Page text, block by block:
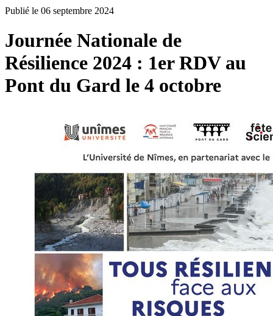
Publié le 06 septembre 2024
Journée Nationale de
Résilience 2024 : 1er RDV au
Pont du Gard le 4 octobre